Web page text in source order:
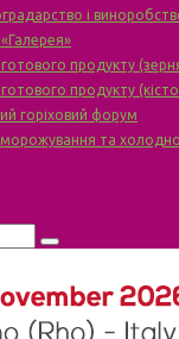
і
продукту
продукту
горіховий форум
та